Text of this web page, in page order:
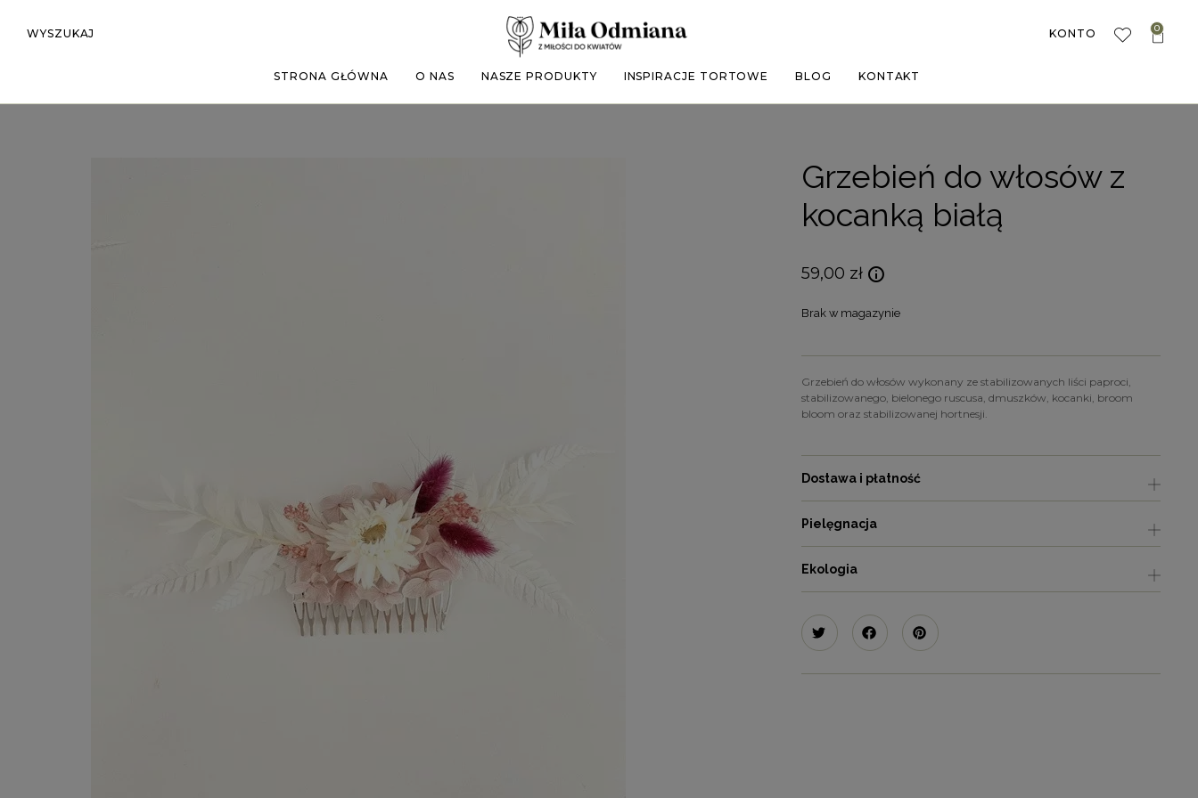
WYSZUKAJ
STRONA GŁÓWNA O NAS NASZE PRODUKTY INSPIRACJE TORTOWE BLOG KONTAKT
KONTO 0
Grzebień do włosów z
kocanką białą
59,00 zł
Brak w magazynie
Grzebień do włosów wykonany ze stabilizowanych liści paproci,
stabilizowanego, bielonego ruscusa, dmuszków, kocanki, broom
bloom oraz stabilizowanej hortnesji.
Dostawa i płatność
Pielęgnacja
Ekologia